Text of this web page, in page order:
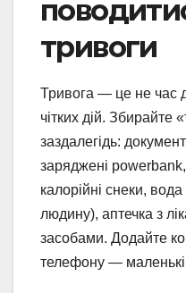
тривоги
Тривога — це не час
чітких дій. Збирайте
заздалегідь:
заряджені powerbank,
калорійні снеки,
людину), аптечка з
засобами. Додайте
телефону — маленькі